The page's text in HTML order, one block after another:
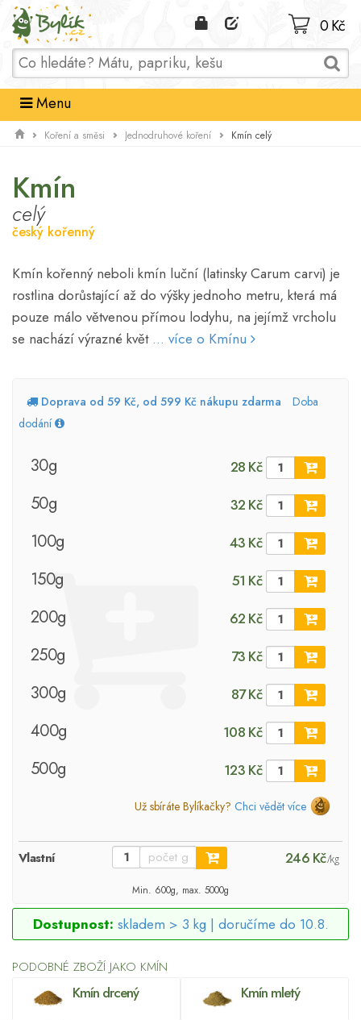
Domů
0 Kč
Menu
Koření a směsi Jednodruhové koření Kmín celý
Kmín
celý
český kořenný
Kmín kořenný neboli kmín luční (latinsky Carum carvi) je
rostlina dorůstající až do výšky jednoho metru, která má
pouze málo větvenou přímou lodyhu, na jejímž vrcholu
se nachází výrazné květ ... více o Kmínu
Doprava od 59 Kč, od 599 Kč nákupu zdarma
Doba
dodání
30g 28 Kč
50g 32 Kč
100g 43 Kč
150g 51 Kč
200g 62 Kč
250g 73 Kč
300g 87 Kč
400g 108 Kč
500g 123 Kč
Už sbíráte Bylíkačky? Chci vědět více
Vlastní 246 Kč/kg
Min. 600g, max. 5000g
Dostupnost: skladem > 3 kg | doručíme do 10.8.
PODOBNÉ ZBOŽÍ JAKO KMÍN
Kmín drcený Kmín mletý